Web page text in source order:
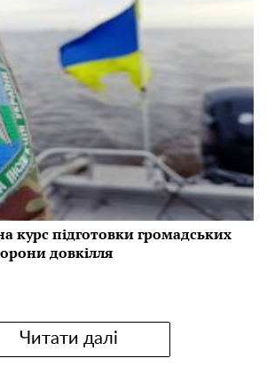
курс підготовки громадських
довкілля
Читати далі